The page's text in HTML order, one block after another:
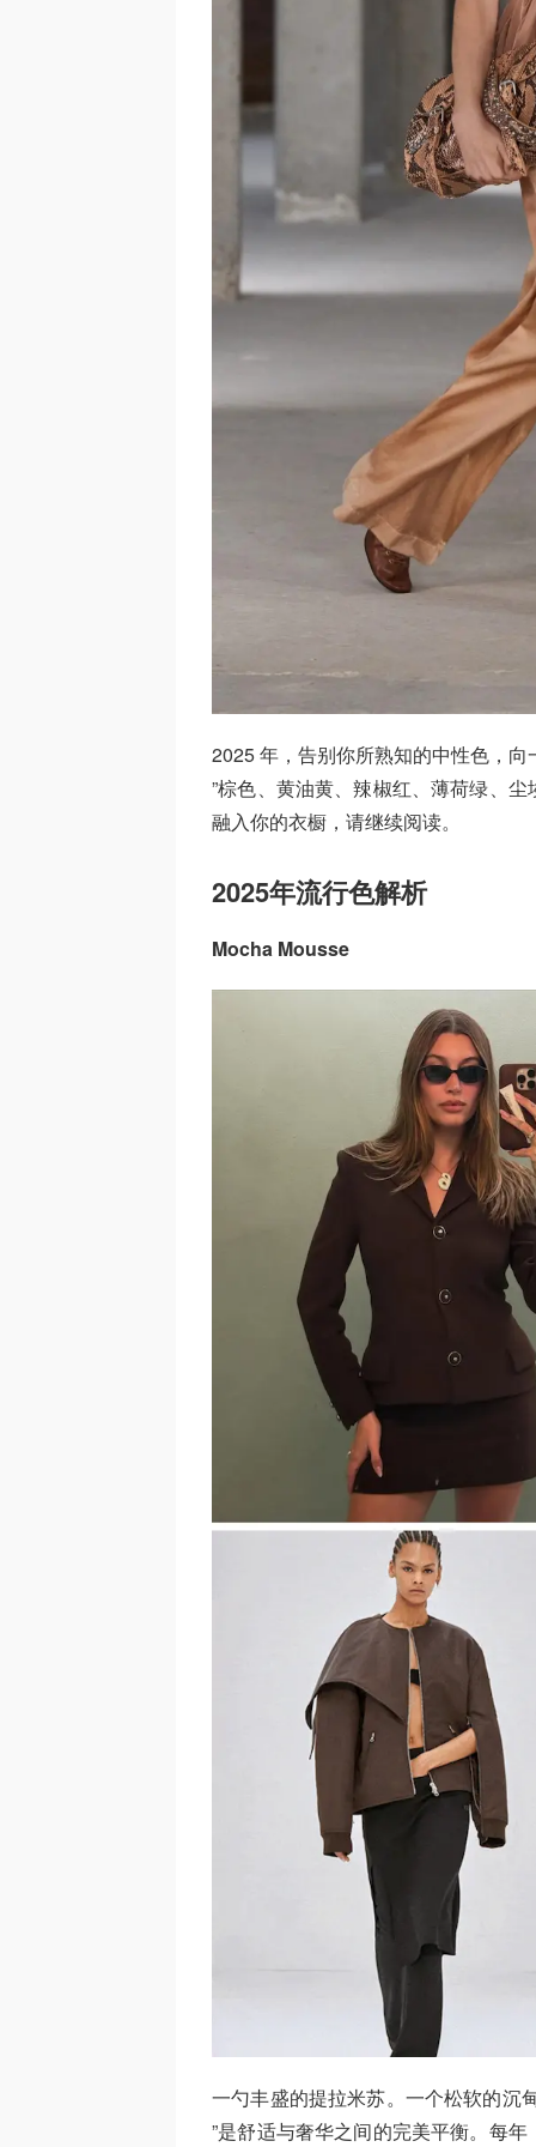
2025 年，告别你所熟知的中性色，
”棕色、黄油黄、辣椒红、薄荷绿、
融入你的衣橱，请继续阅读。
2025年流行色解析
Mocha Mousse
一勺丰盛的提拉米苏。一个松软的沉
”是舒适与奢华之间的完美平衡。每